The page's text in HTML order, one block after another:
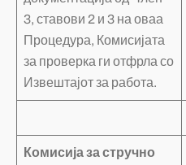
3, ставови 2 и 3 на оваа
Процедура, Комисијата
за проверка ги отфрла со
Извештајот за работа.
Комисија за стручно